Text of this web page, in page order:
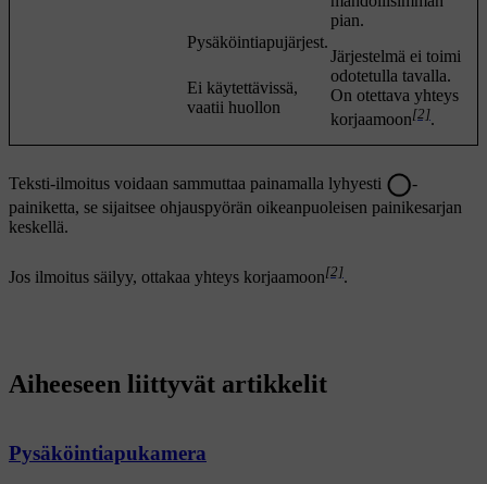
pian.
Pysäköintiapujärjest.
Ei käytettävissä,
vaatii huollon
Järjestelmä ei toimi
odotetulla tavalla.
On otettava yhteys
korjaamoon[2].
Teksti-ilmoitus voidaan sammuttaa painamalla lyhyesti
-
painiketta, se sijaitsee ohjauspyörän oikeanpuoleisen painikesarjan
keskellä.
Jos ilmoitus säilyy, ottakaa yhteys korjaamoon[2].
Aiheeseen liittyvät artikkelit
Pysäköintiapukamera